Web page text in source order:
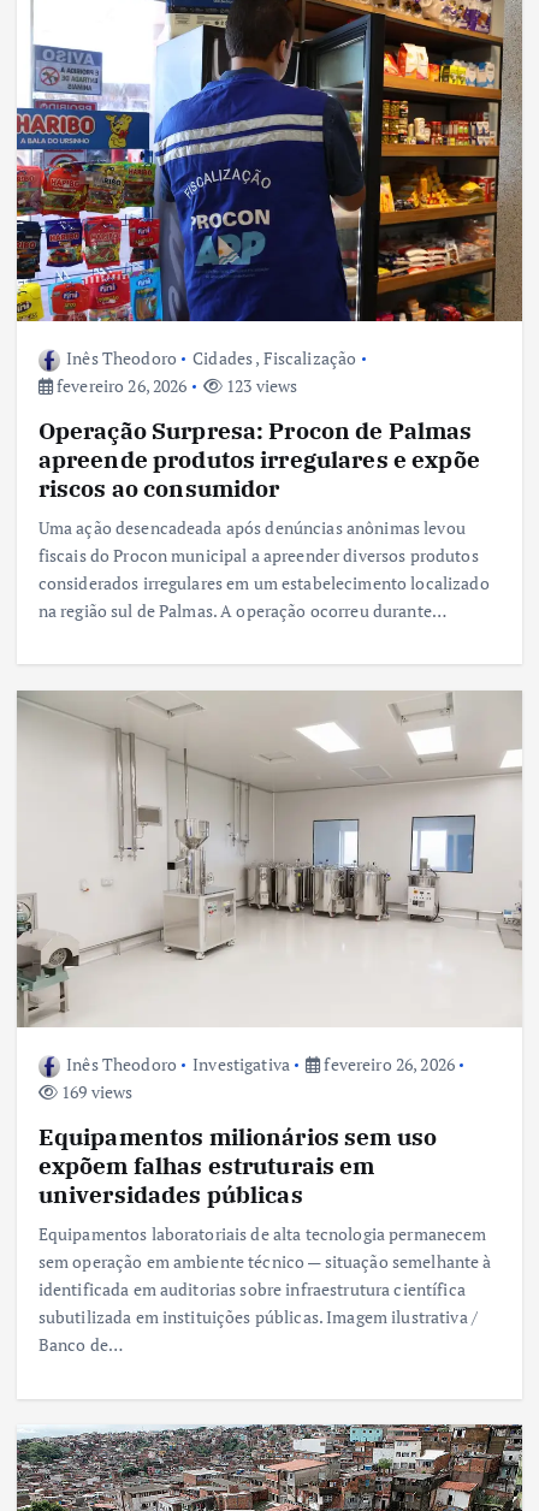
Inês Theodoro Cidades, Fiscalização
fevereiro 26, 2026
123 views
Operação Surpresa: Procon de Palmas
apreende produtos irregulares e expõe
riscos ao consumidor
Uma ação desencadeada após denúncias anônimas levou
fiscais do Procon municipal a apreender diversos produtos
considerados irregulares em um estabelecimento localizado
na região sul de Palmas. A operação ocorreu durante…
Inês Theodoro Investigativa
fevereiro 26, 2026
169 views
Equipamentos milionários sem uso
expõem falhas estruturais em
universidades públicas
Equipamentos laboratoriais de alta tecnologia permanecem
sem operação em ambiente técnico — situação semelhante à
identificada em auditorias sobre infraestrutura científica
subutilizada em instituições públicas. Imagem ilustrativa /
Banco de…